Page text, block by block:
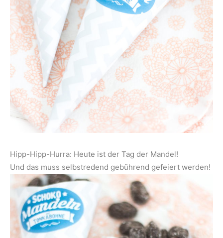
Hipp-Hipp-Hurra: Heute ist der Tag der Mandel!
Und das muss selbstredend gebührend gefeiert werden!